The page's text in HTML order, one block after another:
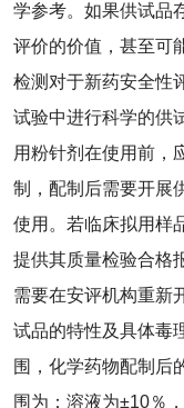
学参考。如果供试品
评价的价值，甚至可
检测对于新药安全性
试验中进行科学的供
用粉针剂在使用前，
制，配制后需要开展
使用。若临床拟用样
提供其质量检验合格
需要在安评机构重新
试品的特性及具体毒
围，化学药物配制后
围为：溶液为±10％